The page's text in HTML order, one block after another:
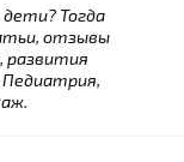
Тогда
отзывы
развития
Педиатрия,